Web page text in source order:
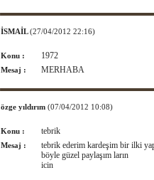
İSMAİL(27/04/2012 22:16)
Konu : 1972
Mesaj : MERHABA
özge yıldırım (07/04/2012 10:08)
Konu : tebrik
Mesaj :
tebrik ederim kardeşim bir ilki
böyle güzel paylaşım ların
icin